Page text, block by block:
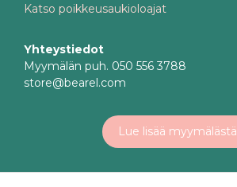
Katso poikkeusaukioloajat
Yhteystiedot
Myymälän puh. 050 556 3788
store@bearel.com
Lue lisää myymälästä